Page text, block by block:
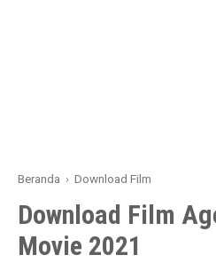
Beranda ›Download Film
Download Film
Movie 2021